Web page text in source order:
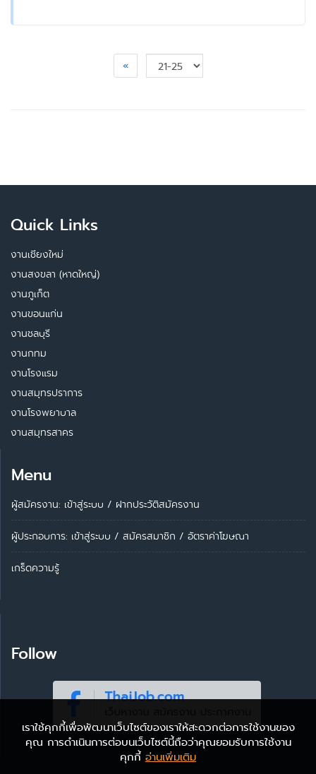
«
Quick Links
งานเชียงใหม่
งานสงขลา (หาดใหญ่)
งานภูเก็ต
งานขอนแก่น
งานชลบุรี
งานกทม
งานโรงแรม
งานสมุทรปราการ
งานโรงพยาบาล
งานสมุทรสาคร
Menu
ผู้สมัครงาน: เข้าสู่ระบบ / ฝากประวัติสมัครงาน
ผู้ประกอบการ: เข้าสู่ระบบ / สมัครสมาชิก / อัตราค่าโฆษณา
เกร็ดความรู้
Follow
เราใช้คุกกี้เพื่อพัฒนาเว็บไซต์ของเราให้สะดวกต่อการใช้งานของ
คุณ การดำเนินการต่อบนเว็บไซต์นี้ถือว่าคุณยอมรับการใช้งาน
คุกกี้ อ่านเพิ่มเติม